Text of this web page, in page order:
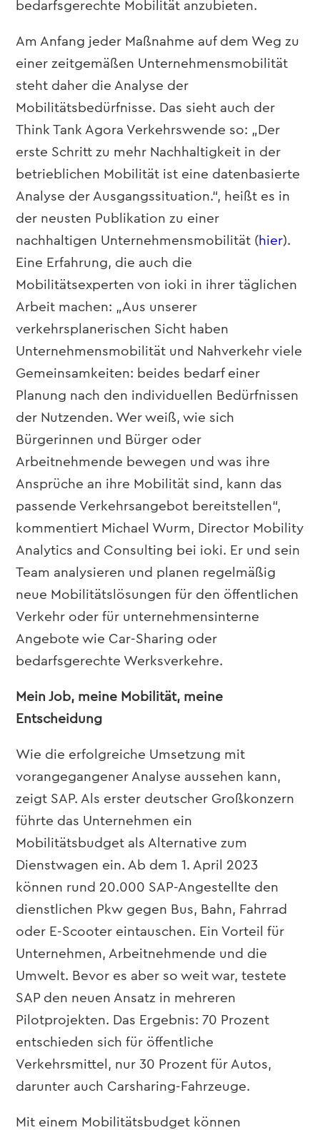
bedarfsgerechte Mobilität anzubieten.
Am Anfang jeder Maßnahme auf dem Weg zu
einer zeitgemäßen Unternehmensmobilität
steht daher die Analyse der
Mobilitätsbedürfnisse. Das sieht auch der
Think Tank Agora Verkehrswende so: „Der
erste Schritt zu mehr Nachhaltigkeit in der
betrieblichen Mobilität ist eine datenbasierte
Analyse der Ausgangssituation.“, heißt es in
der neusten Publikation zu einer
nachhaltigen Unternehmensmobilität (hier).
Eine Erfahrung, die auch die
Mobilitätsexperten von ioki in ihrer täglichen
Arbeit machen: „Aus unserer
verkehrsplanerischen Sicht haben
Unternehmensmobilität und Nahverkehr viele
Gemeinsamkeiten: beides bedarf einer
Planung nach den individuellen Bedürfnissen
der Nutzenden. Wer weiß, wie sich
Bürgerinnen und Bürger oder
Arbeitnehmende bewegen und was ihre
Ansprüche an ihre Mobilität sind, kann das
passende Verkehrsangebot bereitstellen“,
kommentiert Michael Wurm, Director Mobility
Analytics and Consulting bei ioki. Er und sein
Team analysieren und planen regelmäßig
neue Mobilitätslösungen für den öffentlichen
Verkehr oder für unternehmensinterne
Angebote wie Car-Sharing oder
bedarfsgerechte Werksverkehre.
Mein Job, meine Mobilität, meine
Entscheidung
Wie die erfolgreiche Umsetzung mit
vorangegangener Analyse aussehen kann,
zeigt SAP. Als erster deutscher Großkonzern
führte das Unternehmen ein
Mobilitätsbudget als Alternative zum
Dienstwagen ein. Ab dem 1. April 2023
können rund 20.000 SAP-Angestellte den
dienstlichen Pkw gegen Bus, Bahn, Fahrrad
oder E-Scooter eintauschen. Ein Vorteil für
Unternehmen, Arbeitnehmende und die
Umwelt. Bevor es aber so weit war, testete
SAP den neuen Ansatz in mehreren
Pilotprojekten. Das Ergebnis: 70 Prozent
entschieden sich für öffentliche
Verkehrsmittel, nur 30 Prozent für Autos,
darunter auch Carsharing-Fahrzeuge.
Mit einem Mobilitätsbudget können